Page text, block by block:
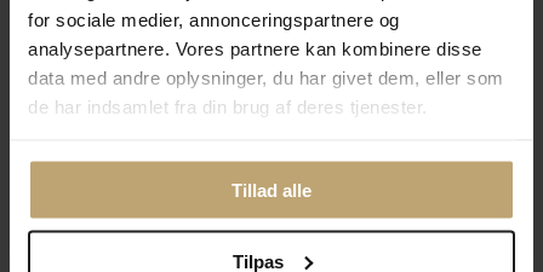
for sociale medier, annonceringspartnere og
analysepartnere. Vores partnere kan kombinere disse
data med andre oplysninger, du har givet dem, eller som
de har indsamlet fra din brug af deres tjenester.
Tillad alle
Tilpas
Armring 5,0 mm. ½
22,5 gr. (prisen er excl.
Armring 5,0mm. ½ rund
(prisen er excl. guld)